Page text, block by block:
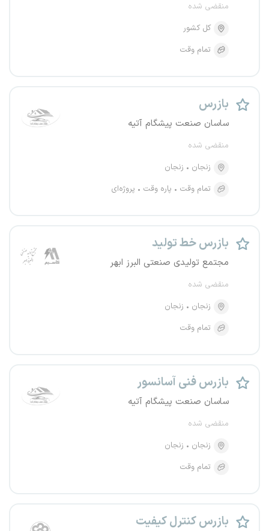
منقضی شده
کل کشور
تمام وقت
بازرس
ساسان صنعت پیشگام آتیه
منقضی شده
زنجان
زنجان
تمام وقت
پاره وقت پروژه‌ای
بازرس خط تولید
مجتمع تولیدی صنعتی البرز ابهر
منقضی شده
زنجان
زنجان
تمام وقت
بازرس فنی آسانسور
ساسان صنعت پیشگام آتیه
منقضی شده
زنجان
زنجان
تمام وقت
بازرس کنترل کیفیت